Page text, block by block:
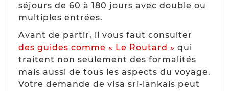
séjours de 60 à 180 jours avec double ou
multiples entrées.
Avant de partir, il vous faut consulter
des guides comme « Le Routard » qui
traitent non seulement des formalités
mais aussi de tous les aspects du voyage.
Votre demande de visa sri-lankais peut